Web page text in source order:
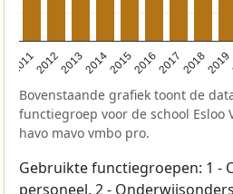
201120122013201420152016201720182019
Bovenstaande grafiek toont de
functiegroep voor de school Esloo
havo mavo vmbo pro.
Gebruikte functiegroepen: 1 -
personeel, 2 -